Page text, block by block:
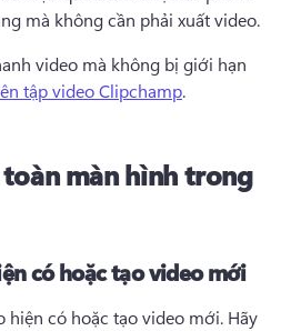
mà không cần phải xuất video.
video mà không bị giới hạn
tập video Clipchamp.
màn hình trong
có hoặc tạo video mới
hiện có hoặc tạo video mới. Hãy